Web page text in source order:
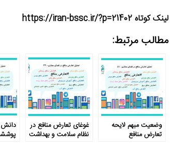
لینک کوتاه https://iran-bssc.ir/?p=21402
مطالب مرتبط:
وضعیت مبهم لایحه
تعارض منافع
غوغای تعارض منافع در
نظام سلامت و بهداشت